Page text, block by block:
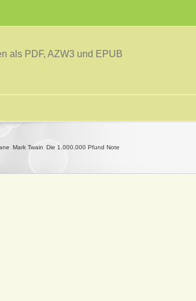
als PDF, AZW3 und EPUB
Mark Twain Die 1.000.000 Pfund Note